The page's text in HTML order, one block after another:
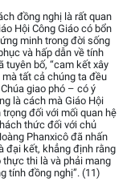
đồng nghị là rất quan
Hội Công Giáo có bổn
minh trong đời sống
và hấp dẫn về tính
tuyên bố, “cam kết xây
tất cả chúng ta đều
giao phó – có ý
là cách mà Giáo Hội
đối với mối quan hệ
thức đối với chủ
Phanxicô đã nhấn
đại kết, khẳng định rằng
thực thi là và phải mang
tính đồng nghị”. (11)